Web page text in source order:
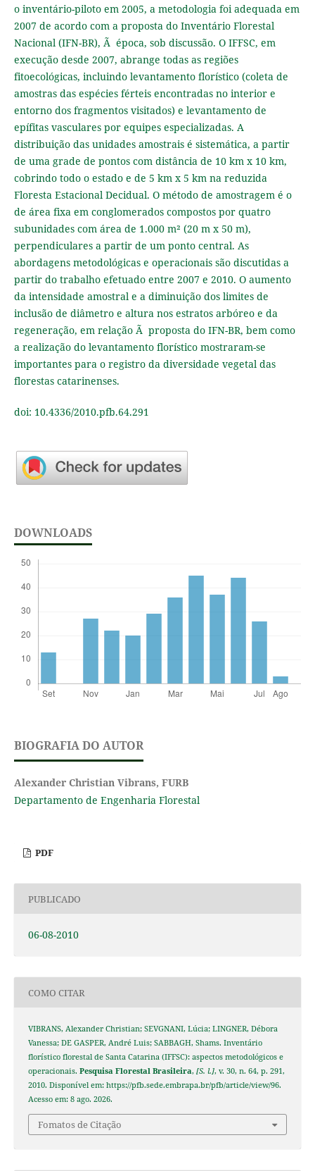
o inventário-piloto em 2005, a metodologia foi adequada em
2007 de acordo com a proposta do Inventário Florestal
Nacional (IFN-BR), Ã época, sob discussão. O IFFSC, em
execução desde 2007, abrange todas as regiões
fitoecológicas, incluindo levantamento florístico (coleta de
amostras das espécies férteis encontradas no interior e
entorno dos fragmentos visitados) e levantamento de
epífitas vasculares por equipes especializadas. A
distribuição das unidades amostrais é sistemática, a partir
de uma grade de pontos com distância de 10 km x 10 km,
cobrindo todo o estado e de 5 km x 5 km na reduzida
Floresta Estacional Decidual. O método de amostragem é o
de área fixa em conglomerados compostos por quatro
subunidades com área de 1.000 m² (20 m x 50 m),
perpendiculares a partir de um ponto central. As
abordagens metodológicas e operacionais são discutidas a
partir do trabalho efetuado entre 2007 e 2010. O aumento
da intensidade amostral e a diminuição dos limites de
inclusão de diâmetro e altura nos estratos arbóreo e da
regeneração, em relação Ã proposta do IFN-BR, bem como
a realização do levantamento florístico mostraram-se
importantes para o registro da diversidade vegetal das
florestas catarinenses.
doi: 10.4336/2010.pfb.64.291
DOWNLOADS
BIOGRAFIA DO AUTOR
Alexander Christian Vibrans, FURB
Departamento de Engenharia Florestal
PDF
PUBLICADO
06-08-2010
COMO CITAR
VIBRANS, Alexander Christian; SEVGNANI, Lúcia; LINGNER, Débora
Vanessa; DE GASPER, André Luis; SABBAGH, Shams. Inventário
florístico florestal de Santa Catarina (IFFSC): aspectos metodológicos e
operacionais. Pesquisa Florestal Brasileira, [S. l.], v. 30, n. 64, p. 291,
2010. Disponível em: https://pfb.sede.embrapa.br/pfb/article/view/96.
Acesso em: 8 ago. 2026.
Fomatos de Citação